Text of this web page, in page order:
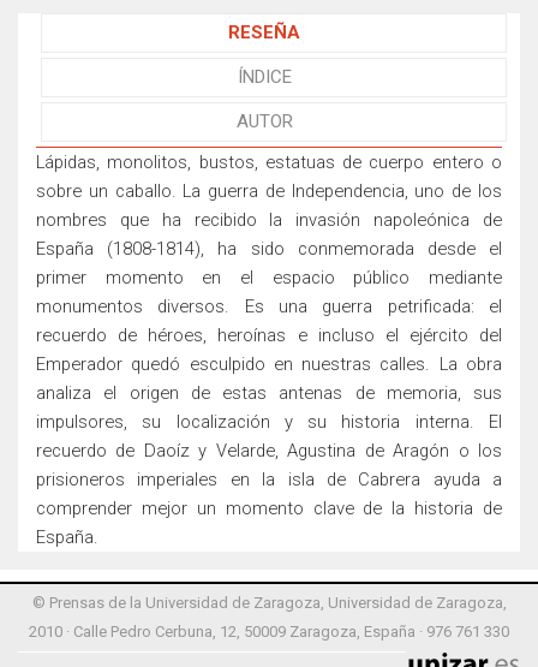
RESEÑA
ÍNDICE
AUTOR
Lápidas, monolitos, bustos, estatuas de cuerpo entero o
sobre un caballo. La guerra de Independencia, uno de los
nombres que ha recibido la invasión napoleónica de
España (1808-1814), ha sido conmemorada desde el
primer momento en el espacio público mediante
monumentos diversos. Es una guerra petrificada: el
recuerdo de héroes, heroínas e incluso el ejército del
Emperador quedó esculpido en nuestras calles. La obra
analiza el origen de estas antenas de memoria, sus
impulsores, su localización y su historia interna. El
recuerdo de Daoíz y Velarde, Agustina de Aragón o los
prisioneros imperiales en la isla de Cabrera ayuda a
comprender mejor un momento clave de la historia de
España.
© Prensas de la Universidad de Zaragoza, Universidad de Zaragoza,
2010 · Calle Pedro Cerbuna, 12, 50009 Zaragoza, España · 976 761 330